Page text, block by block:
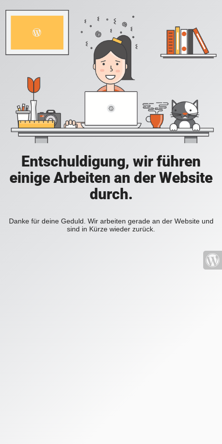
Entschuldigung, wir führen
einige Arbeiten an der Website
durch.
Danke für deine Geduld. Wir arbeiten gerade an der Website und
sind in Kürze wieder zurück.